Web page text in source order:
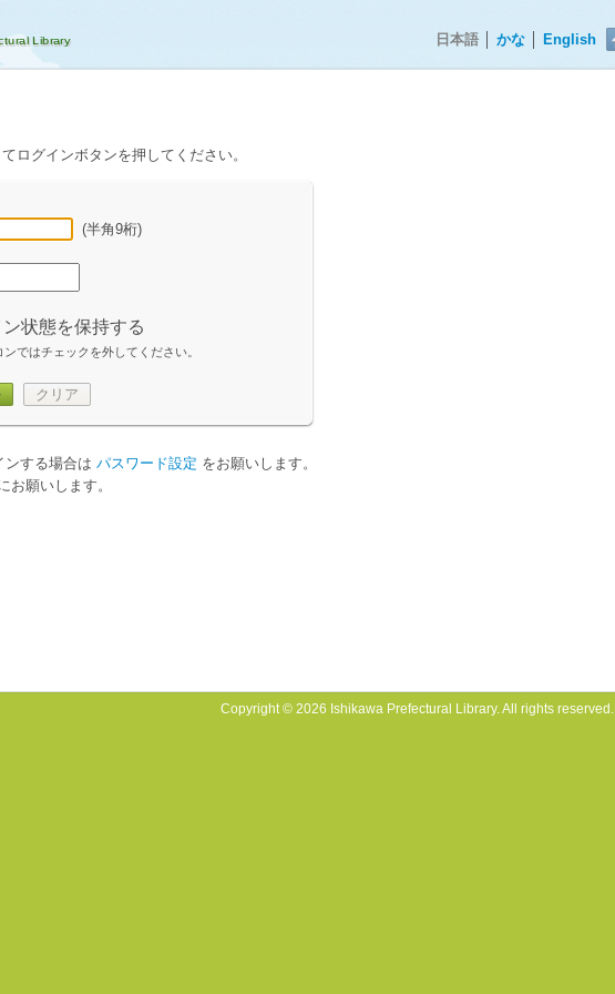
日本語 かな English
ログインボタンを押してください。
(半角9桁)
状態を保持する
ではチェックを外してください。
クリア
ンする場合は パスワード設定 をお願いします。
お願いします。
Copyright © 2026 Ishikawa Prefectural Library. All rights reserved.